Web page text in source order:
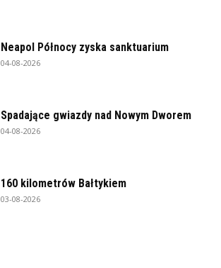
Neapol Północy zyska sanktuarium
04-08-2026
Spadające gwiazdy nad Nowym Dworem
04-08-2026
160 kilometrów Bałtykiem
03-08-2026